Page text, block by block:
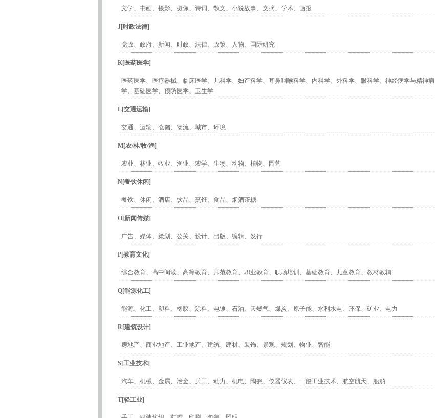
文学、 书画、 摄影、 摄像、 诗词 、 散文、 小说故事、 文摘、 学术、 画报
J[时政法律]
党政、 政府、 新闻 、 时政、 法律、 政策、 人物、 国际研究
K[医药医学]
医药医学、 医疗器械、 临床医学、 儿科学、 妇产科学、 耳鼻咽喉科学、 内科学、 外科学、 眼科学、 神经病学与精神病
学、 基础医学、 预防医学、 卫生学
L[交通运输]
交通、 运输、 仓储、 物流、 城市、 环境
M[农/林/牧/渔]
农业、 林业、 牧业、 渔业、 农学、 生物、 动物、 植物、 园艺
N[餐饮休闲]
餐饮、 休闲 、 酒店、 饮品、 烹饪、 食品、 烟酒茶糖
O[新闻传媒]
广告、 媒体、 策划 、 公关、 设计、 出版、 编辑、 发行
P[教育文化]
综合教育、 高中阅读、 高等教育、 师范教育、 职业教育、 职场培训 、 基础教育、 儿童教育、 教材教辅
Q[能源化工]
能源、 化工、 塑料、 橡胶、 涂料、 电镀、 石油、 天燃气、 煤炭、 原子能、 水利水电、 环保、 矿业、 电力
R[建筑设计]
房地产、 商业地产、 工业地产、 建筑、 建材、 装饰、 景观、 规划 、 物业、 智能
S[工业技术]
汽车、 机械、 金属、 冶金、 兵工、 动力、 机电、 陶瓷、 仪器仪表、 一般工业技术、 航空航天、 船舶
T[轻工业]